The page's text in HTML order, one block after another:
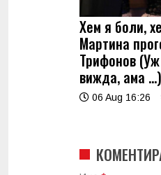
Хем я боли,
Мартина
Трифонов
вижда, ама …)
06 Aug 16:26